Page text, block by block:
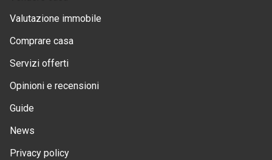
Valutazione immobile
Comprare casa
Servizi offerti
Opinioni e recensioni
Guide
News
Privacy policy